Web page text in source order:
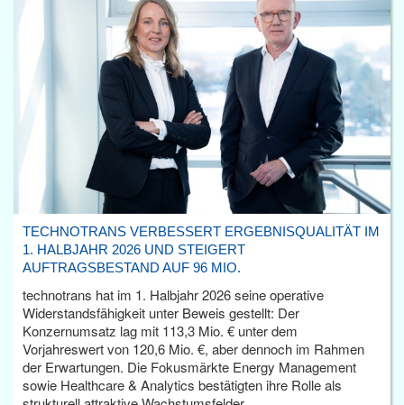
TECHNOTRANS VERBESSERT ERGEBNISQUALITÄT IM
1. HALBJAHR 2026 UND STEIGERT
AUFTRAGSBESTAND AUF 96 MIO.
technotrans hat im 1. Halbjahr 2026 seine operative
Widerstandsfähigkeit unter Beweis gestellt: Der
Konzernumsatz lag mit 113,3 Mio. € unter dem
Vorjahreswert von 120,6 Mio. €, aber dennoch im Rahmen
der Erwartungen. Die Fokusmärkte Energy Management
sowie Healthcare & Analytics bestätigten ihre Rolle als